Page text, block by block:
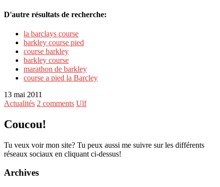
D'autre résultats de recherche:
la barclays course
barkley course pied
course barkley
barkley course
marathon de barkley
course a pied la Barcley
13 mai 2011
Actualités 2 comments Ulf
Coucou!
Tu veux voir mon site? Tu peux aussi me suivre sur les différents
réseaux sociaux en cliquant ci-dessus!
Archives